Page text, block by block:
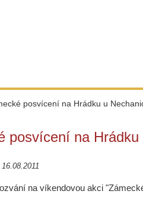
posvícení na Hrádku u
posvícení na
na víkendovou akci